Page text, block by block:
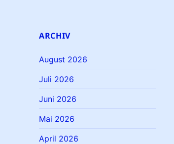
ARCHIV
August 2026
Juli 2026
Juni 2026
Mai 2026
April 2026